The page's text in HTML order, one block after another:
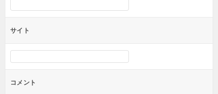
サイト
コメント